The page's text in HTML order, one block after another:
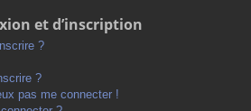
et d’inscription
?
?
pas me connecter !